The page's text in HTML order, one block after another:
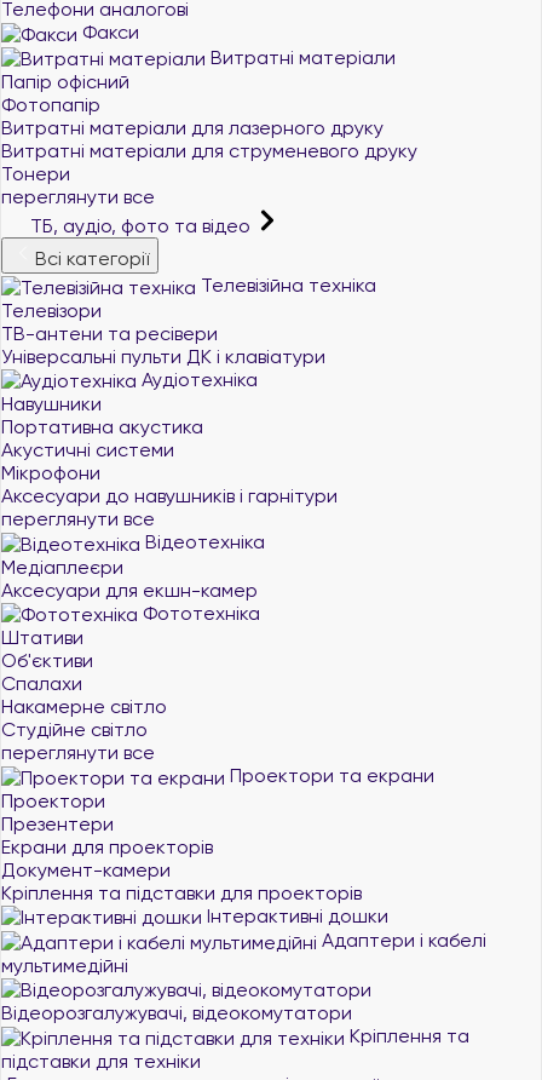
Телефони аналогові
Факси
Витратні матеріали
Папір офісний
Фотопапір
Витратні матеріали для лазерного друку
Витратні матеріали для струменевого друку
Тонери
переглянути все
ТБ, аудіо, фото та відео
Всі категорії
Телевізійна техніка
Телевізори
ТВ-антени та ресівери
Універсальні пульти ДК і клавіатури
Аудіотехніка
Навушники
Портативна акустика
Акустичні системи
Мікрофони
Аксесуари до навушників і гарнітури
переглянути все
Відеотехніка
Медіаплеєри
Аксесуари для екшн-камер
Фототехніка
Штативи
Об'єктиви
Спалахи
Накамерне світло
Студійне світло
переглянути все
Проектори та екрани
Проектори
Презентери
Екрани для проекторів
Документ-камери
Кріплення та підставки для проекторів
Інтерактивні дошки
Адаптери і кабелі
мультимедійні
Відеорозгалужувачі, відеокомутатори
Кріплення та
підставки для техніки